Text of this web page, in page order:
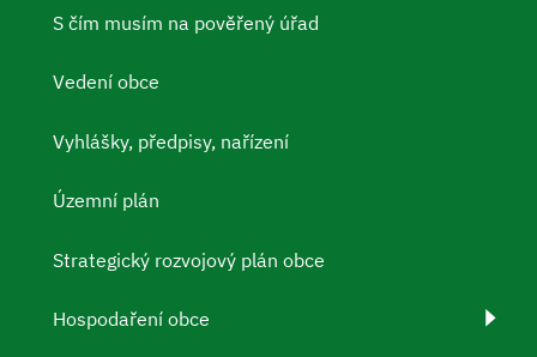
S čím musím na pověřený úřad
Vedení obce
Vyhlášky, předpisy, nařízení
Územní plán
Strategický rozvojový plán obce
Hospodaření obce